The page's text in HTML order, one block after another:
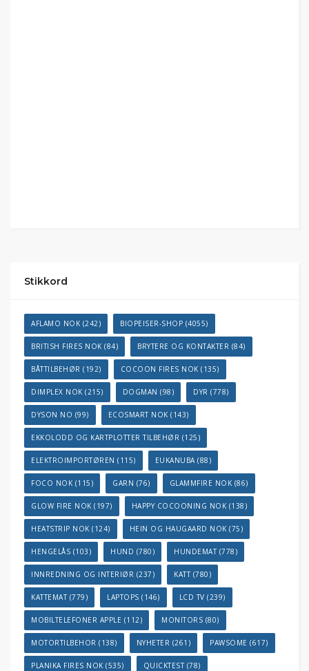
Stikkord
AFLAMO NOK (242) BIOPEISER-SHOP (4055)
BRITISH FIRES NOK (84) BRYTERE OG KONTAKTER (84)
BÅTTILBEHØR (192) COCOON FIRES NOK (135)
DIMPLEX NOK (215) DOGMAN (98) DYR (778)
DYSON NO (99) ECOSMART NOK (143)
EKKOLODD OG KARTPLOTTER TILBEHØR (125)
ELEKTROIMPORTØREN (115) EUKANUBA(88)
FOCO NOK (115) GARN (76) GLAMMFIRE NOK (86)
GLOW FIRE NOK (197) HAPPY COCOONING NOK (138)
HEATSTRIP NOK (124) HEIN OG HAUGAARD NOK (75)
HENGELÅS (103) HUND (780) HUNDEMAT(778)
INNREDNING OG INTERIØR (237) KATT(780)
KATTEMAT(779) LAPTOPS (146) LCD TV (239)
MOBILTELEFONER APPLE (112) MONITORS (80)
MOTORTILBEHOR (138) NYHETER (261) PAWSOME (617)
PLANIKA FIRES NOK (535) QUICKTEST(78)